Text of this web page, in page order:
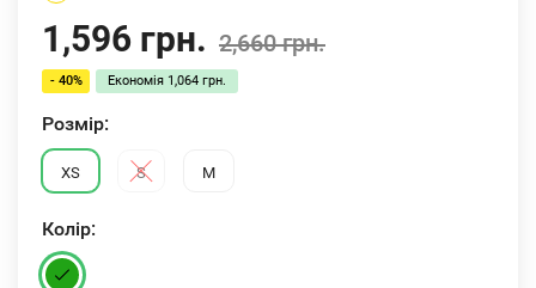
1,596 грн. 2,660 грн.
- 40% Економія 1,064 грн.
Розмiр:
XS S M
Колiр: